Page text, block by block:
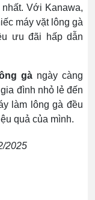
Với Kanawa,
máy vặt lông gà
ưu đãi hấp dẫn
gà ngày càng
đình nhỏ lẻ đến
làm lông gà đều
quả của mình.
2025